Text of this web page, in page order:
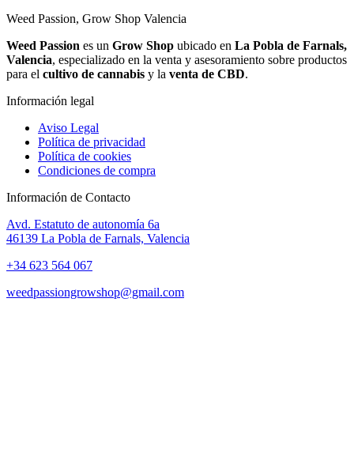
Weed Passion, Grow Shop Valencia
Weed Passion es un Grow Shop ubicado en La Pobla de Farnals,
Valencia, especializado en la venta y asesoramiento sobre productos
para el cultivo de cannabis y la venta de CBD.
Información legal
Aviso Legal
Política de privacidad
Política de cookies
Condiciones de compra
Información de Contacto
Avd. Estatuto de autonomía 6a
46139 La Pobla de Farnals, Valencia
+34 623 564 067
weedpassiongrowshop@gmail.com